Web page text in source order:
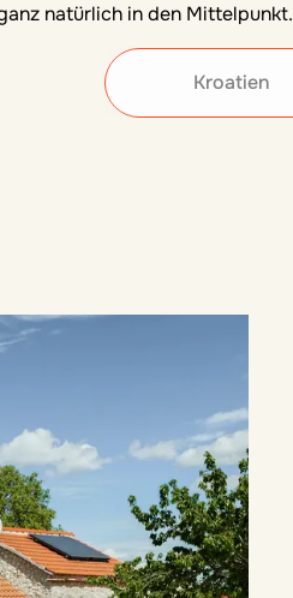
natürlich in den Mittelpunkt.
Kroatien